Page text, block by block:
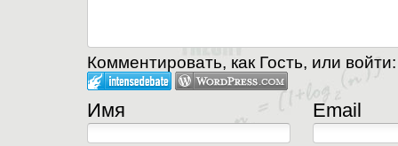
Комментировать, как Гость, или войти:
Имя Email